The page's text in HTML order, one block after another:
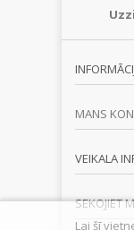
MANS
VEIKALA
SEKOJIET
Lai šī